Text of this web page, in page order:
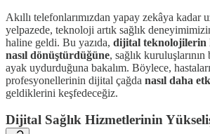
Akıllı telefonlarımızdan yapay zekâya kadar
yelpazede, teknoloji artık sağlık
haline geldi. Bu yazıda, dijital teknolojilerin
nasıl dönüştürdüğüne, sağlık
ayak uydurduğuna bakalım. Böylece,
profesyonellerinin dijital çağda nasıl daha
geldiklerini keşfedeceğiz.
Dijital Sağlık Hizmetlerinin